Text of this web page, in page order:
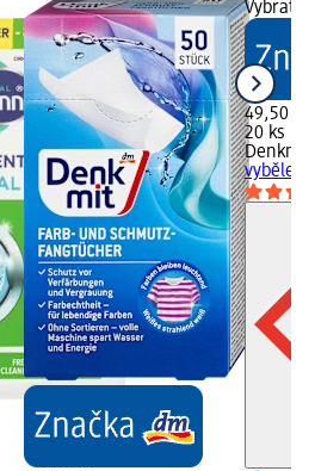
Vybrat
49,50 Kč
20 ks
Denkmit
vybělení